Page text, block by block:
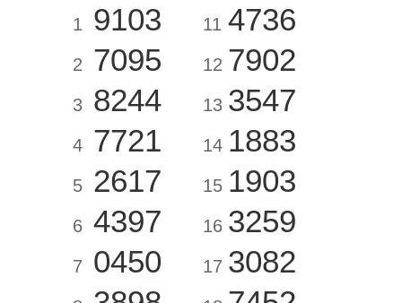
1 9103
2 7095
3 8244
4 7721
5 2617
6 4397
7 0450
11 4736
12 7902
13 3547
14 1883
15 1903
16 3259
17 3082